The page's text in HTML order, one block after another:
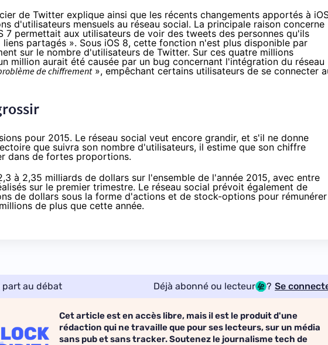
de Twitter explique ainsi que les récents changements apportés à
d'utilisateurs mensuels au réseau social. La principale raison concerne
7 permettait aux utilisateurs de voir des tweets des personnes qu'ils
partagés ». Sous iOS 8, cette fonction n'est plus disponible par
sur le nombre d'utilisateurs de Twitter. Sur ces quatre millions
million aurait été causée par un bug concernant l'intégration du réseau
de chiffrement», empêchant certains utilisateurs de se connecter
pour 2015. Le réseau social veut encore grandir, et s'il ne donne
que suivra son nombre d'utilisateurs, il estime que son chiffre
dans de fortes proportions.
à 2,35 milliards de dollars sur l'ensemble de l'année 2015, avec entre
sur le premier trimestre. Le réseau social prévoit également de
de dollars sous la forme d'actions et de stock-options pour rémunérer
de plus que cette année.
au débat Déjà abonné ou lecteur ? Se
Cet article est en accès libre, mais il est le produit d'une
rédaction qui ne travaille que pour ses lecteurs, sur un média
sans pub et sans tracker. Soutenez le journalisme tech de